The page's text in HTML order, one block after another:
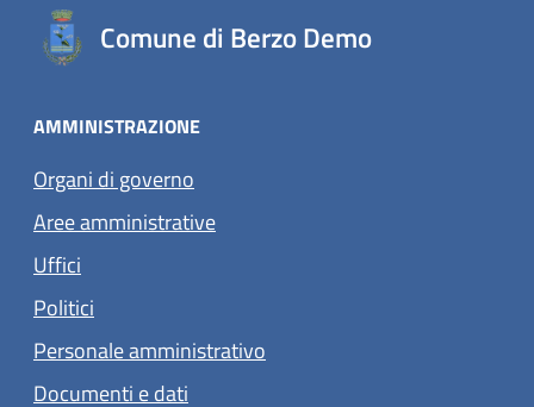
Comune di Berzo Demo
AMMINISTRAZIONE
Organi di governo
Aree amministrative
Uffici
Politici
Personale amministrativo
Documenti e dati